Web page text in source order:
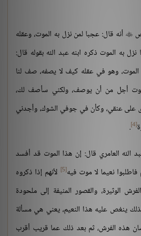
 أنه قال: عجبا لمن نزل به الموت، وعقله
به الموت ذكره ابنه عبد الله بقوله قال:
وهو في عقله كيف لا يصفه، صف لنا
أجل من أن يوصف، ولكني سأصف لك،
عنقي، وكأن في جوفي الشوك، وأجدني
[4]
.
العامري قال: إن هذا الموت قد أفسد
نعيما لا موت فيه[5]
لأنهم إذا ذكروه
الوثيرة، والقصور المنيفة إلى ملحودة
ينغص عليه هذا النعيم، يعني هي مسألة
هذه الفرش، ثم بعد ذلك عما قريب أقرب